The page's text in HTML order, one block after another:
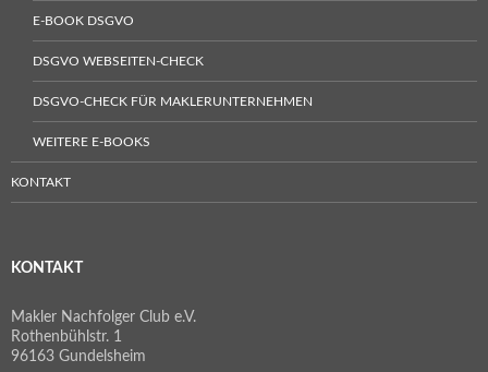
E-BOOK DSGVO
DSGVO WEBSEITEN-CHECK
DSGVO-CHECK FÜR MAKLERUNTERNEHMEN
WEITERE E-BOOKS
KONTAKT
KONTAKT
Makler Nachfolger Club e.V.
Rothenbühlstr. 1
96163 Gundelsheim